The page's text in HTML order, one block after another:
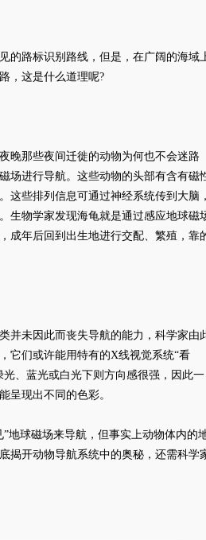
的路标识别路线，但是，在广阔的海域
，这是什么道理呢?
晚那些夜间迁徙的动物为何也不会迷路
场进行导航。这些动物的头部有含有磁
这些排列信息可通过神经系统传到大脑，
生物学家发现海龟就是通过感应地球磁
成年后回到出生地进行交配、繁殖，靠
并未因此而丧失导航的能力，科学家由
它们或许能用特有的X线视觉系统“看
、蓝光或白光下则方向感很强，因此一
呈现出不同的色彩。
地球磁场来导航，但事实上动物体内的
揭开动物导航系统中的奥秘，还需科学